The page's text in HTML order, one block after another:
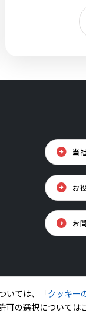
当
お
お
©
いては、「クッキー
可の選択については